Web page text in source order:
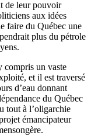
de leur pouvoir
aux idées
faire du Québec une
plus du pétrole
compris un vaste
et il est traversé
d’eau donnant
du Québec
tout à l’oligarchie
émancipateur